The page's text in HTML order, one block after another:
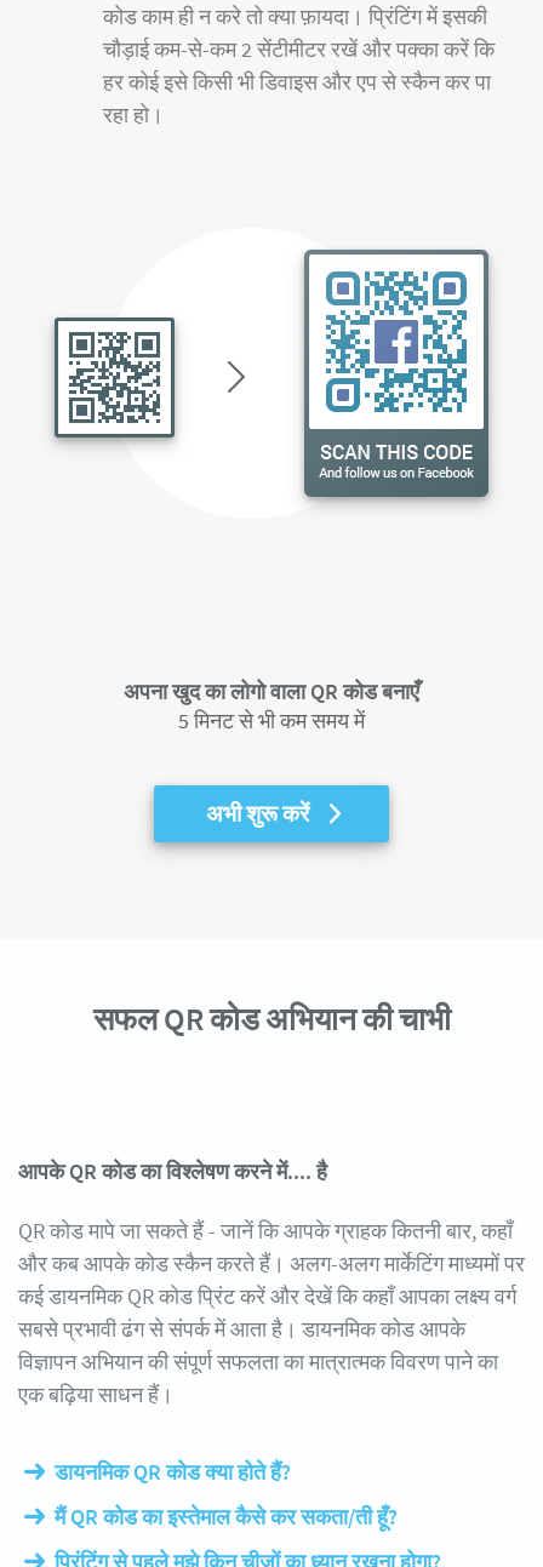
कोड काम ही न करे तो क्या फ़ायदा। प्रिंटिंग में इसकी
चौड़ाई कम-से-कम 2 सेंटीमीटर रखें और पक्का करें कि
हर कोई इसे किसी भी डिवाइस और एप से स्कैन कर पा
रहा हो।
अपना खुद का लोगो वाला QR कोड बनाएँ
5 मिनट से भी कम समय में
अभी शुरू करें
सफल QR कोड अभियान की चाभी
आपके QR कोड का विश्लेषण करने में.... है
QR कोड मापे जा सकते हैं - जानें कि आपके ग्राहक कितनी बार, कहाँ
और कब आपके कोड स्कैन करते हैं। अलग-अलग मार्केटिंग माध्यमों पर
कई डायनमिक QR कोड प्रिंट करें और देखें कि कहाँ आपका लक्ष्य वर्ग
सबसे प्रभावी ढंग से संपर्क में आता है। डायनमिक कोड आपके
विज्ञापन अभियान की संपूर्ण सफलता का मात्रात्मक विवरण पाने का
एक बढ़िया साधन हैं।
डायनमिक QR कोड क्या होते हैं?
मैं QR कोड का इस्तेमाल कैसे कर सकता/ती हूँ?
प्रिंटिंग से पहले मुझे किन चीजों का ध्यान रखना होगा?